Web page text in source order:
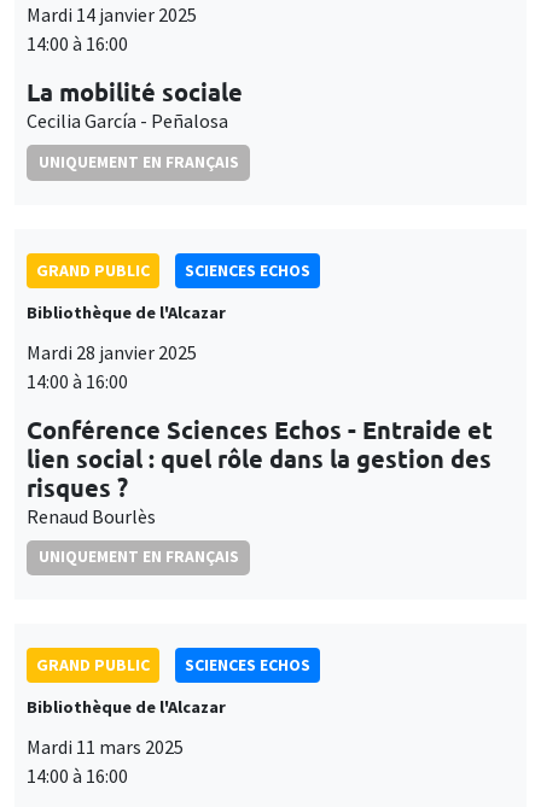
Mardi 14 janvier 2025
14:00 à 16:00
La mobilité sociale
Cecilia García - Peñalosa
UNIQUEMENT EN FRANÇAIS
GRAND PUBLIC
SCIENCES ECHOS
Bibliothèque de l'Alcazar
Mardi 28 janvier 2025
14:00 à 16:00
Conférence Sciences Echos - Entraide et
lien social : quel rôle dans la gestion des
risques ?
Renaud Bourlès
UNIQUEMENT EN FRANÇAIS
GRAND PUBLIC
SCIENCES ECHOS
Bibliothèque de l'Alcazar
Mardi 11 mars 2025
14:00 à 16:00